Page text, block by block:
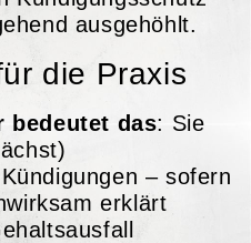
ausgehöhlt.
die Praxis
bedeutet das: Sie
– sofern
erklärt